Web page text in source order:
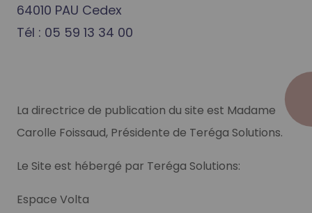
64010 PAU Cedex
Tél : 05 59 13 34 00
La directrice de publication du site est Madame
Carolle Foissaud, Présidente de Teréga Solutions.
Le Site est hébergé par Teréga Solutions:
Espace Volta